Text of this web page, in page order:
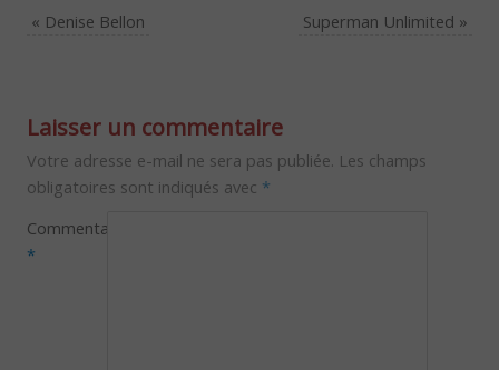
« Denise Bellon Superman Unlimited »
Laisser un commentaire
Votre adresse e-mail ne sera pas publiée. Les champs
obligatoires sont indiqués avec *
Commentaire
*